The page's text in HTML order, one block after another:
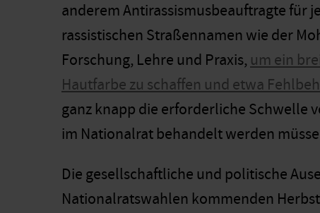
anderemAntirassismusbeauftragte für
rassistischen Straßennamen wie der
Forschung, Lehre und Praxis, um ein
Hautfarbe zu schaffen und etwa
ganz knapp die erforderliche Schwelle
im Nationalrat behandelt werden
Die gesellschaftliche und politische
Nationalratswahlen kommenden